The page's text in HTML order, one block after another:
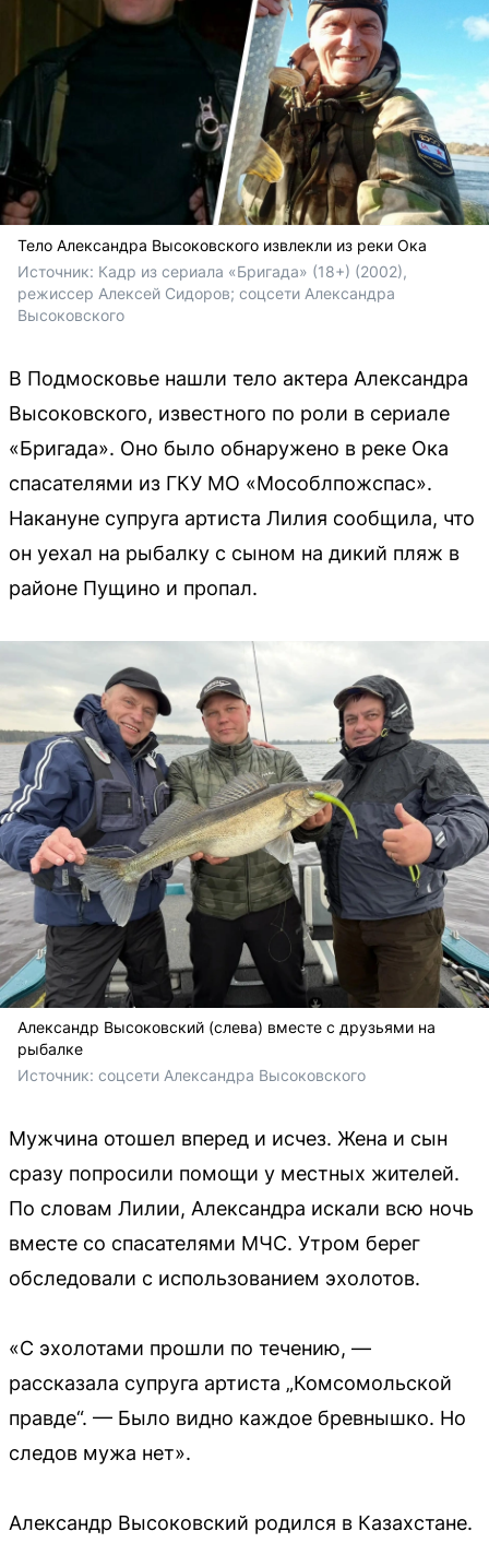
Тело Александра Высоковского извлекли из реки Ока
Источник: Кадр из сериала «Бригада» (18+) (2002),
Высоковского
В Подмосковье нашли тело актера Александра
Высоковского, известного по роли в сериале
«Бригада». Оно было обнаружено в реке Ока
спасателями из ГКУ МО «Мособлпожспас».
Накануне супруга артиста Лилия сообщила, что
он уехал на рыбалку с сыном на дикий пляж в
районе Пущино и пропал.
Александр Высоковский (слева) вместе с друзьями на
рыбалке
Источник: соцсети Александра Высоковского
Мужчина отошел вперед и исчез. Жена и сын
сразу попросили помощи у местных жителей.
По словам Лилии, Александра искали всю ночь
вместе со спасателями МЧС. Утром берег
обследовали с использованием эхолотов.
«С эхолотами прошли по течению, —
рассказала супруга артиста „Комсомольской
правде“. — Было видно каждое бревнышко. Но
следов мужа нет».
Александр Высоковский родился в Казахстане.